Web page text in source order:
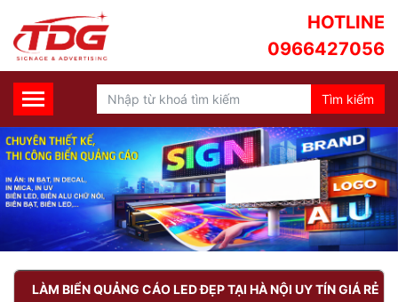
HOTLINE
0966427056
LÀM BIỂN QUẢNG CÁO LED ĐẸP TẠI HÀ NỘI UY TÍN GIÁ RẺ